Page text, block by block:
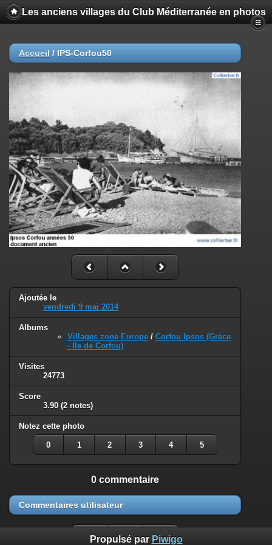
Les anciens villages du Club Méditerranée en photos
Accueil / IPS-Corfou50
Ajoutée le
vendredi 9 mai 2014
Albums
Villages zone Europe / Corfou Ipsos (Grèce
- Ile de Corfou)
Visites
24773
Score
3.90 (2 notes)
Notez cette photo
0 1 2 3 4 5
0 commentaire
Commentaires utilisateur
Propulsé par Piwigo